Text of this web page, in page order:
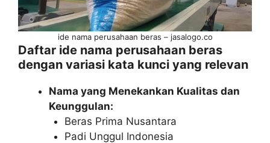
ide nama perusahaan beras – jasalogo.co
Daftar ide nama perusahaan beras
dengan variasi kata kunci yang relevan
Nama yang Menekankan Kualitas dan
Keunggulan:
Beras Prima Nusantara
Padi Unggul Indonesia